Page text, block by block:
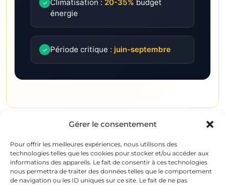
Gérer le consentement
Pour offrir les meilleures expériences, nous utilisons des
technologies telles que les cookies pour stocker et/ou accéder aux
informations des appareils. Le fait de consentir à ces technologies
nous permettra de traiter des données telles que le comportement
de navigation ou les ID uniques sur ce site. Le fait de ne pas
✓ Climatisation : 20-35% budget
énergie
✓ Période critique : juin-septembre
-10°C
Température chambres
-40%
Coûts clim.